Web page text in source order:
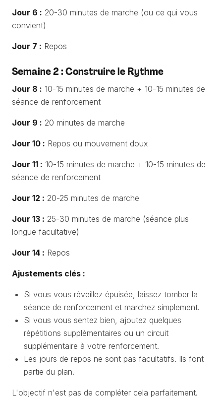
Jour 6 : 20-30 minutes de marche (ou ce qui vous
convient)
Jour 7 : Repos
Semaine 2 : Construire le Rythme
Jour 8 : 10-15 minutes de marche + 10-15 minutes de
séance de renforcement
Jour 9 : 20 minutes de marche
Jour 10 : Repos ou mouvement doux
Jour 11 : 10-15 minutes de marche + 10-15 minutes de
séance de renforcement
Jour 12 : 20-25 minutes de marche
Jour 13 : 25-30 minutes de marche (séance plus
longue facultative)
Jour 14 : Repos
Ajustements clés :
Si vous vous réveillez épuisée, laissez tomber la
séance de renforcement et marchez simplement.
Si vous vous sentez bien, ajoutez quelques
répétitions supplémentaires ou un circuit
supplémentaire à votre renforcement.
Les jours de repos ne sont pas facultatifs. Ils font
partie du plan.
L'objectif n'est pas de compléter cela parfaitement.